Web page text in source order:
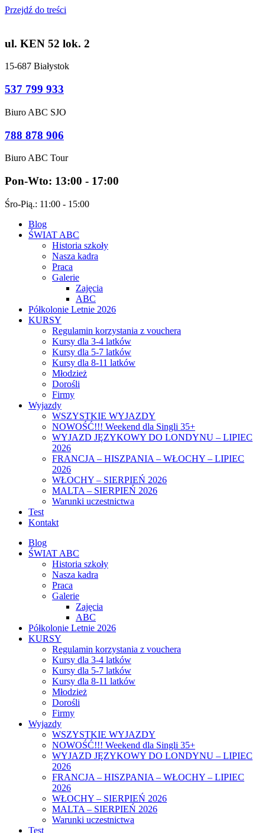
Przejdź do treści
ul. KEN 52 lok. 2
15-687 Białystok
537 799 933
Biuro ABC SJO
788 878 906
Biuro ABC Tour
Pon-Wto: 13:00 - 17:00
Śro-Pią.: 11:00 - 15:00
Blog
ŚWIAT ABC
Historia szkoły
Nasza kadra
Praca
Galerie
Zajęcia
ABC
Półkolonie Letnie 2026
KURSY
Regulamin korzystania z vouchera
Kursy dla 3-4 latków
Kursy dla 5-7 latków
Kursy dla 8-11 latków
Młodzież
Dorośli
Firmy
Wyjazdy
WSZYSTKIE WYJAZDY
NOWOŚĆ!!! Weekend dla Singli 35+
WYJAZD JĘZYKOWY DO LONDYNU – LIPIEC
2026
FRANCJA – HISZPANIA – WŁOCHY – LIPIEC
2026
WŁOCHY – SIERPIEŃ 2026
MALTA – SIERPIEŃ 2026
Warunki uczestnictwa
Test
Kontakt
Blog
ŚWIAT ABC
Historia szkoły
Nasza kadra
Praca
Galerie
Zajęcia
ABC
Półkolonie Letnie 2026
KURSY
Regulamin korzystania z vouchera
Kursy dla 3-4 latków
Kursy dla 5-7 latków
Kursy dla 8-11 latków
Młodzież
Dorośli
Firmy
Wyjazdy
WSZYSTKIE WYJAZDY
NOWOŚĆ!!! Weekend dla Singli 35+
WYJAZD JĘZYKOWY DO LONDYNU – LIPIEC
2026
FRANCJA – HISZPANIA – WŁOCHY – LIPIEC
2026
WŁOCHY – SIERPIEŃ 2026
MALTA – SIERPIEŃ 2026
Warunki uczestnictwa
Test